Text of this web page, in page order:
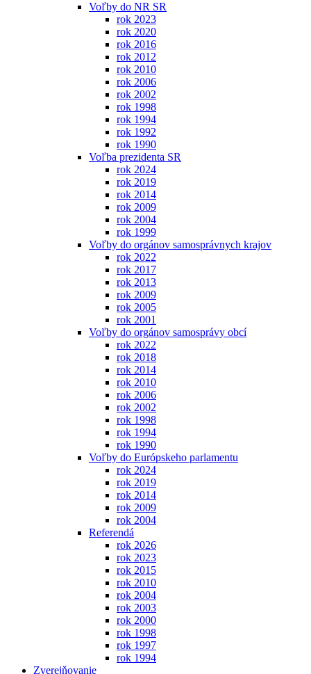
Voľby do NR SR
rok 2023
rok 2020
rok 2016
rok 2012
rok 2010
rok 2006
rok 2002
rok 1998
rok 1994
rok 1992
rok 1990
Voľba prezidenta SR
rok 2024
rok 2019
rok 2014
rok 2009
rok 2004
rok 1999
Voľby do orgánov samosprávnych krajov
rok 2022
rok 2017
rok 2013
rok 2009
rok 2005
rok 2001
Voľby do orgánov samosprávy obcí
rok 2022
rok 2018
rok 2014
rok 2010
rok 2006
rok 2002
rok 1998
rok 1994
rok 1990
Voľby do Európskeho parlamentu
rok 2024
rok 2019
rok 2014
rok 2009
rok 2004
Referendá
rok 2026
rok 2023
rok 2015
rok 2010
rok 2004
rok 2003
rok 2000
rok 1998
rok 1997
rok 1994
Zverejňovanie